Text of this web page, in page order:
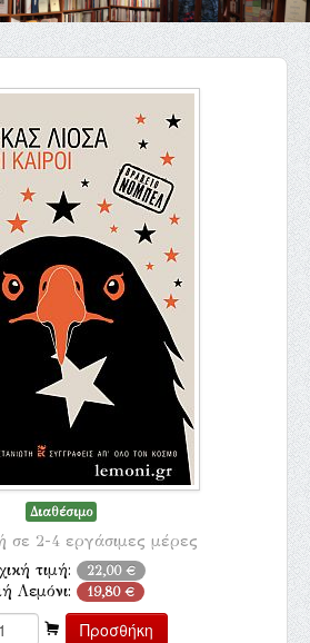
Διαθέσιμο
σε 2-4 εργάσιμες μέρες
τιμή: 22,00 €
Λεμόνι: 19,80 €